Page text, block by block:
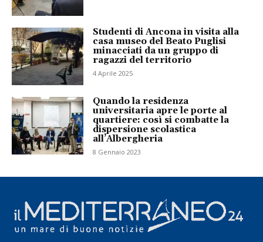
Studenti di Ancona in visita alla
casa museo del Beato Puglisi
minacciati da un gruppo di
ragazzi del territorio
4 Aprile 2025
Quando la residenza
universitaria apre le porte al
quartiere: così si combatte la
dispersione scolastica
all’Albergheria
8 Gennaio 2023